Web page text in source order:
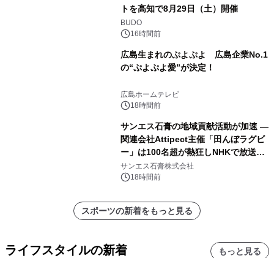
トを高知で8月29日（土）開催
BUDO
16時間前
広島生まれのぷよぷよ 広島企業No.1
の“ぷよぷよ愛”が決定！
広島ホームテレビ
18時間前
サンエス石膏の地域貢献活動が加速 ―
関連会社Attipect主催「田んぼラグビ
ー」は100名超が熱狂しNHKで放送さ
れました。
サンエス石膏株式会社
18時間前
スポーツの新着をもっと見る
ライフスタイルの新着 もっと見る